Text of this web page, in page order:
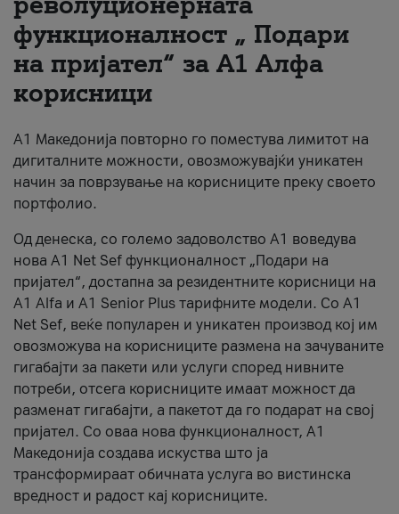
За нас
#ПодобарОнлајн
функционалност „ Подари
на пријател“ за А1 Алфа
корисници
А1 Македонија повторно го поместува лимитот на
дигиталните можности, овозможувајќи уникатен
начин за поврзување на корисниците преку своето
портфолио.
Од денеска, со големо задоволство А1 воведува
нова A1 Net Sef функционалност „Подари на
пријател“, достапна за резидентните корисници на
А1 Alfa и A1 Senior Plus тарифните модели. Со A1
Net Sef, веќе популарен и уникатен производ кој им
овозможува на корисниците размена на зачуваните
гигабајти за пакети или услуги според нивните
потреби, отсега корисниците имаат можност да
разменат гигабајти, а пакетот да го подарат на свој
пријател. Со оваа нова функционалност, А1
Македонија создава искуства што ја
трансформираат обичната услуга во вистинска
вредност и радост кај корисниците.